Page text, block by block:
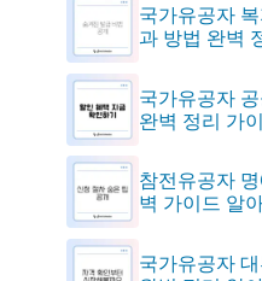
국가유공자
과 방법 완벽
국가유공자
완벽 정리 가
참전유공자
벽 가이드 알
국가유공자